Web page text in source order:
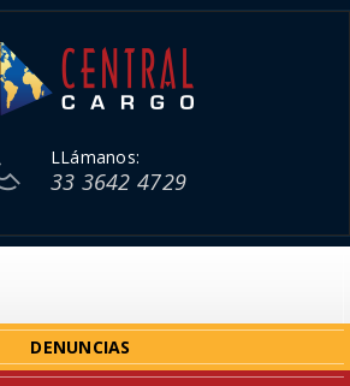
LLámanos:
33 3642 4729
DENUNCIAS